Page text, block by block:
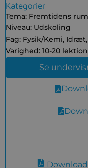
Kategorier
Tema: Fremtidens
Niveau: Udskoling
Fag: Fysik/Kemi, Idræt,
Varighed: 10-20
Se